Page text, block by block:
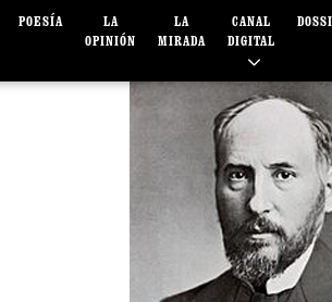
POESÍA
LA
OPINIÓN
LA
MIRADA
CANAL
DIGITAL